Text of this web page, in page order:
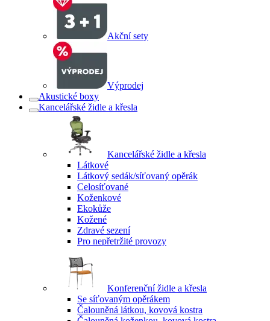
Akční sety
Výprodej
Akustické boxy
Kancelářské židle a křesla
Kancelářské židle a křesla
Látkové
Látkový sedák/síťovaný opěrák
Celosíťované
Koženkové
Ekokůže
Kožené
Zdravé sezení
Pro nepřetržité provozy
Konferenční židle a křesla
Se síťovaným opěrákem
Čalouněná látkou, kovová kostra